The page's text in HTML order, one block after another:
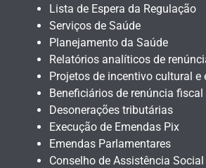
Lista de Espera da Regulação
Serviços de Saúde
Planejamento da Saúde
Relatórios analíticos de
Projetos de incentivo cultural e
Beneficiários de renúncia fiscal
Desonerações tributárias
Execução de Emendas Pix
Emendas Parlamentares
Conselho de Assistência Social